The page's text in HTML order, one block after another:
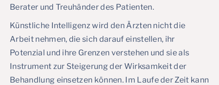
Berater und Treuhänder des Patienten.
Künstliche Intelligenz wird den Ärzten nicht die
Arbeit nehmen, die sich darauf einstellen, ihr
Potenzial und ihre Grenzen verstehen und sie als
Instrument zur Steigerung der Wirksamkeit der
Behandlung einsetzen können. Im Laufe der Zeit kann